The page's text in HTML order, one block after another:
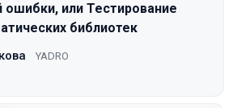
ошибки, или Тестирование
библиотек
YADRO